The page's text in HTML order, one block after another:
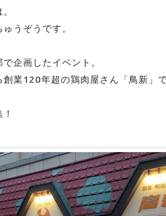
うぞうです。
企画したイベント。
創業120年超の鶏肉屋さん「鳥新」